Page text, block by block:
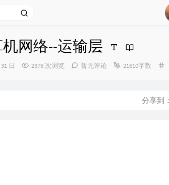
网络--运输层
日 2376 次浏览 暂无评论 21610字数
分享到